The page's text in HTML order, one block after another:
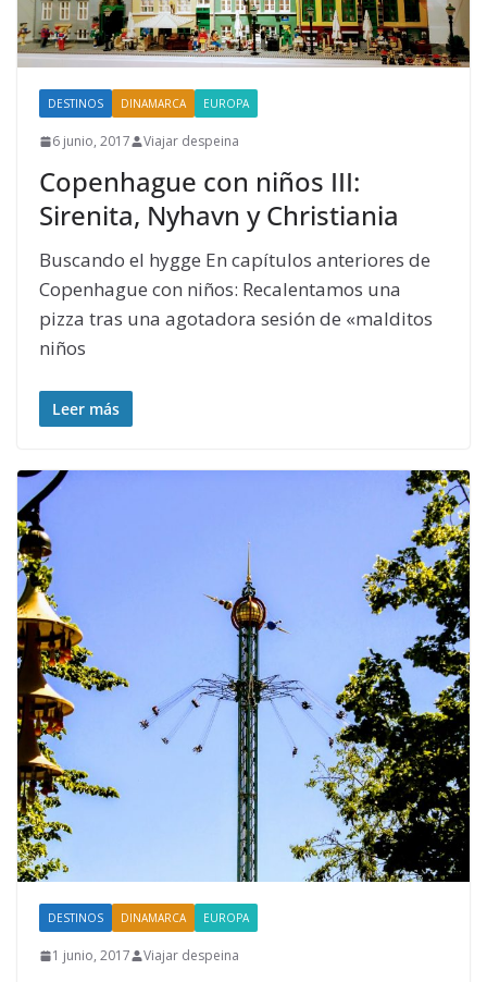
DESTINOS DINAMARCA EUROPA
6 junio, 2017 Viajar despeina
Copenhague con niños III:
Sirenita, Nyhavn y Christiania
Buscando el hygge En capítulos anteriores de
Copenhague con niños: Recalentamos una
pizza tras una agotadora sesión de «malditos
niños
Leer más
DESTINOS DINAMARCA EUROPA
1 junio, 2017 Viajar despeina